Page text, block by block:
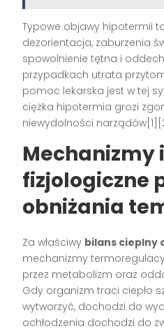
Typowe objawy hipotermii
dezorientacja, zaburzenia
spowolnienie tętna i
przypadkach utrata
pomoc lekarska jest w tej
ciężka hipotermia grozi
niewydolności
Mechanizmy
fizjologiczne
obniżania
Za właściwy bilans cieplny
mechanizmy
przez metabolizm oraz
Gdy organizm traci ciepło
wytworzyć, dochodzi do
ochłodzenia dochodzi do